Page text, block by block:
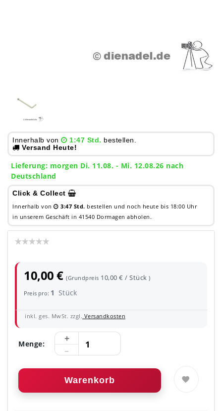
Innerhalb von 1:47 Std. bestellen.
Versand Heute!
Lieferung: morgen Di. 11.08. - Mi. 12.08.26 nach
Deutschland
Click & Collect
Innerhalb von 3:47 Std. bestellen und noch heute bis 18:00 Uhr
in unserem Geschäft in 41540 Dormagen abholen.
10,00 €(Grundpreis 10,00 € / Stück)
Preis pro: 1 Stück
inkl. ges. MwSt. zzgl. Versandkosten
Menge:
Warenkorb